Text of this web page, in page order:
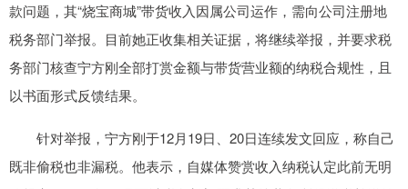
款问题，其“烧宝商城”带货收入因属公司运作，需向公司注册地
税务部门举报。目前她正收集相关证据，将继续举报，并要求税
务部门核查宁方刚全部打赏金额与带货营业额的纳税合规性，且
以书面形式反馈结果。
针对举报，宁方刚于12月19日、20日连续发文回应，称自己
既非偷税也非漏税。他表示，自媒体赞赏收入纳税认定此前无明